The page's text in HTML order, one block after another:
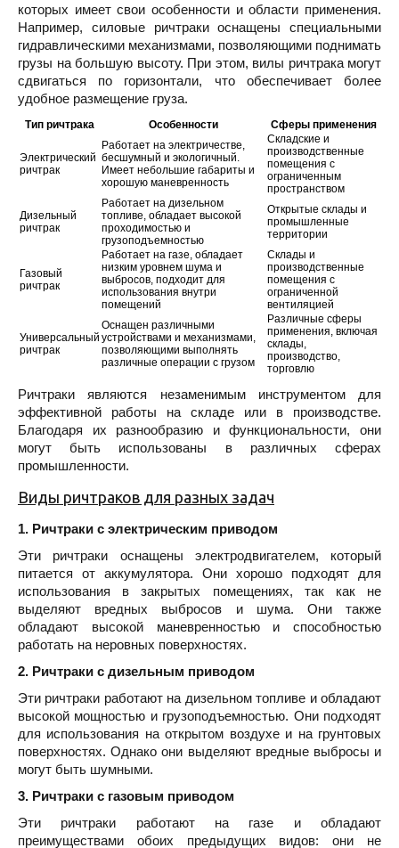
которых имеет свои особенности и области применения.
Например, силовые ричтраки оснащены специальными
гидравлическими механизмами, позволяющими поднимать
грузы на большую высоту. При этом, вилы ричтрака могут
сдвигаться по горизонтали, что обеспечивает более
удобное размещение груза.
Тип ричтрака Особенности Сферы применения
Электрический
ричтрак
Работает на электричестве,
бесшумный и экологичный.
Имеет небольшие габариты и
хорошую маневренность
Складские и
производственные
помещения с
ограниченным
пространством
Дизельный
ричтрак
Работает на дизельном
топливе, обладает высокой
проходимостью и
грузоподъемностью
Открытые склады и
промышленные
территории
Газовый
ричтрак
Работает на газе, обладает
низким уровнем шума и
выбросов, подходит для
использования внутри
помещений
Склады и
производственные
помещения с
ограниченной
вентиляцией
Универсальный
ричтрак
Оснащен различными
устройствами и механизмами,
позволяющими выполнять
различные операции с грузом
Различные сферы
применения, включая
склады,
производство,
торговлю
Ричтраки являются незаменимым инструментом для
эффективной работы на складе или в производстве.
Благодаря их разнообразию и функциональности, они
могут быть использованы в различных сферах
промышленности.
Виды ричтраков для разных задач
1. Ричтраки с электрическим приводом
Эти ричтраки оснащены электродвигателем, который
питается от аккумулятора. Они хорошо подходят для
использования в закрытых помещениях, так как не
выделяют вредных выбросов и шума. Они также
обладают высокой маневренностью и способностью
работать на неровных поверхностях.
2. Ричтраки с дизельным приводом
Эти ричтраки работают на дизельном топливе и обладают
высокой мощностью и грузоподъемностью. Они подходят
для использования на открытом воздухе и на грунтовых
поверхностях. Однако они выделяют вредные выбросы и
могут быть шумными.
3. Ричтраки с газовым приводом
Эти ричтраки работают на газе и обладают
преимуществами обоих предыдущих видов: они не